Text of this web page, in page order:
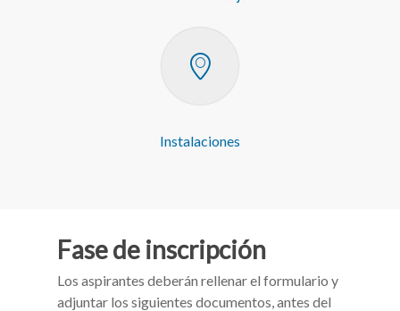
Instalaciones
Fase de inscripción
Los aspirantes deberán rellenar el formulario y
adjuntar los siguientes documentos, antes del